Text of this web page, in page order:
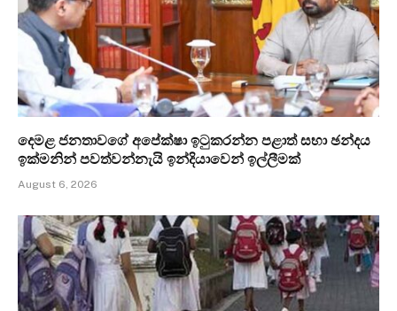
දෙමළ ජනතාවගේ අපේක්ෂා ඉටුකරන්න පළාත් සභා ඡන්දය
ඉක්මනින් පවත්වන්නැයි ඉන්දියාවෙන් ඉල්ලීමක්
August 6, 2026